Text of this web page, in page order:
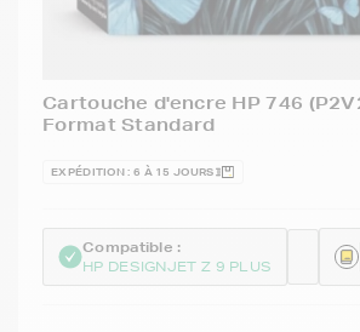
Cartouche d'encre HP 746
Format Standard
EXPÉDITION : 6 À 15 JOURS
Compatible :
HP DESIGNJET Z 9 PLUS